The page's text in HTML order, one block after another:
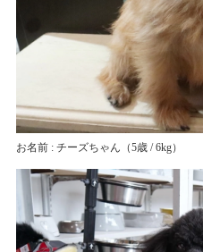
お名前 : チーズちゃん （5歳 / 6kg）